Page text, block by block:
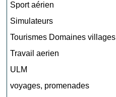
Sport aérien
Simulateurs
Tourismes Domaines villages
Travail aerien
ULM
voyages, promenades